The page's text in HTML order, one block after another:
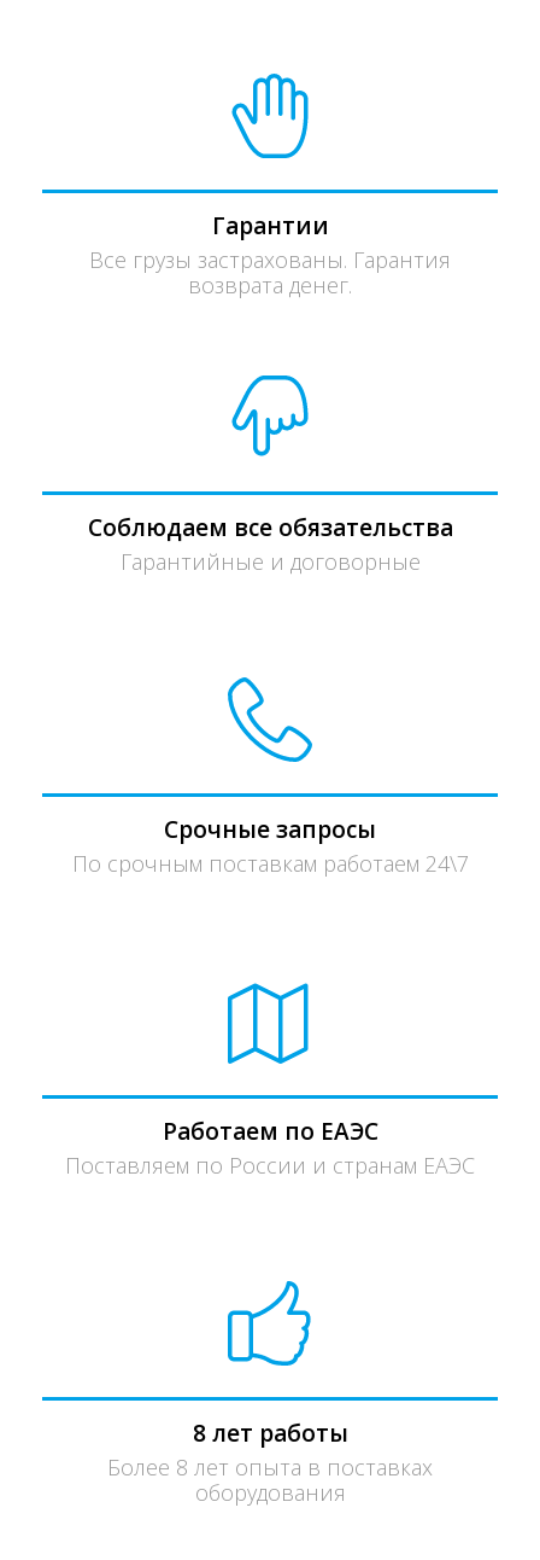
Гарантии
Все грузы застрахованы. Гарантия
возврата денег.
Соблюдаем все обязательства
Гарантийные и договорные
Срочные запросы
По срочным поставкам работаем 24\7
Работаем по ЕАЭС
Поставляем по России и странам ЕАЭС
8 лет работы
Более 8 лет опыта в поставках
оборудования